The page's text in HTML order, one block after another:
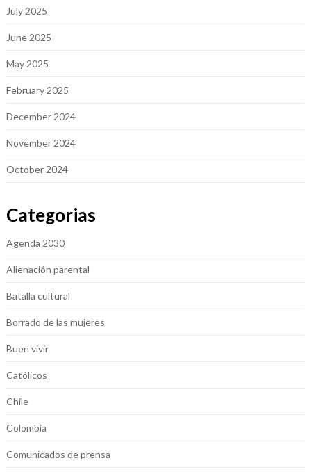
July 2025
June 2025
May 2025
February 2025
December 2024
November 2024
October 2024
Categorias
Agenda 2030
Alienación parental
Batalla cultural
Borrado de las mujeres
Buen vivir
Católicos
Chile
Colombia
Comunicados de prensa